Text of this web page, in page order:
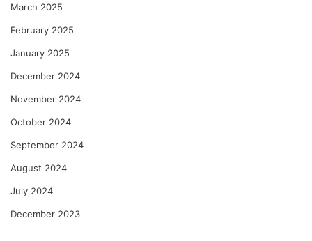
March 2025
February 2025
January 2025
December 2024
November 2024
October 2024
September 2024
August 2024
July 2024
December 2023